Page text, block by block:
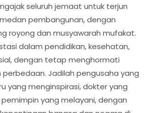
seluruh jemaat untuk terjun
pembangunan, dengan
royong dan musyawarah mufakat.
dalam pendidikan, kesehatan,
dengan tetap menghormati
perbedaan. Jadilah pengusaha yang
yang menginspirasi, dokter yang
yang melayani, dengan